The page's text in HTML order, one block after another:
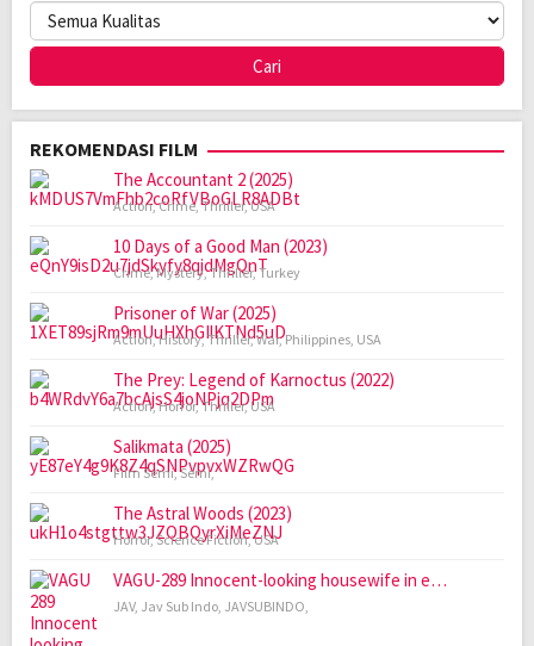
REKOMENDASI FILM
The Accountant 2 (2025)
Action,Crime,Thriller,USA
10 Days of a Good Man (2023)
Crime,Mystery,Thriller,Turkey
Prisoner of War (2025)
Action,History,Thriller,War,Philippines, USA
The Prey: Legend of Karnoctus (2022)
Action,Horror,Thriller,USA
Salikmata (2025)
Film Semi,Semi,
The Astral Woods (2023)
Horror,Science Fiction,USA
VAGU-289 Innocent-looking housewife in e…
JAV, Jav Sub Indo, JAVSUBINDO,